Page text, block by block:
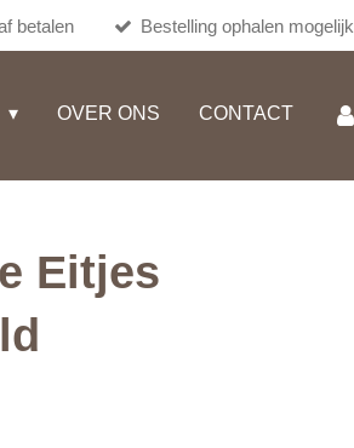
betalen Bestelling ophalen mogelijk
OVER ONS CONTACT
Eitjes